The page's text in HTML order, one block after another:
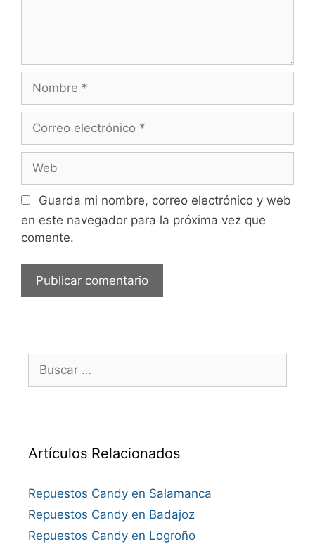
electrónico
Guarda mi nombre, correo electrónico y web
en este navegador para la próxima vez que
comente.
Buscar:
Artículos Relacionados
Repuestos Candy en Salamanca
Repuestos Candy en Badajoz
Repuestos Candy en Logroño